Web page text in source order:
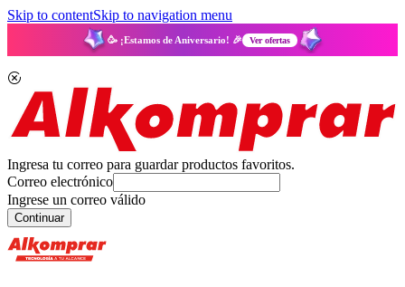
Skip to contentSkip to navigation menu
🥳 ¡Estamos de Aniversario! 🎉 Ver ofertas
Ingresa tu correo para guardar productos favoritos.
Correo electrónico
Ingrese un correo válido
Continuar